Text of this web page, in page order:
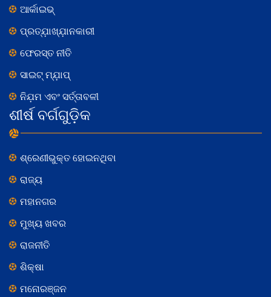
ଆର୍କାଇଭ୍
ପ୍ରତ୍ଯ଼ାଖ୍ଯ଼ାନକାରୀ
ଫେରସ୍ତ ନୀତି
ସାଇଟ୍ ମ୍ଯ଼ାପ୍
ନିଯ଼ମ ଏବଂ ସର୍ତ୍ତାବଳୀ
ଶୀର୍ଷ ବର୍ଗଗୁଡ଼ିକ
ଶ୍ରେଣୀଭୁକ୍ତ ହୋଇନଥିବା
ରାଜ୍ୟ
ମହାନଗର
ମୁଖ୍ୟ ଖବର
ରାଜନୀତି
ଶିକ୍ଷା
ମନୋରଞ୍ଜନ